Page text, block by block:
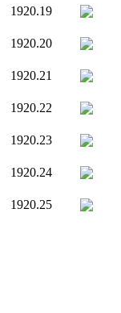
1920.19
1920.20
1920.21
1920.22
1920.23
1920.24
1920.25